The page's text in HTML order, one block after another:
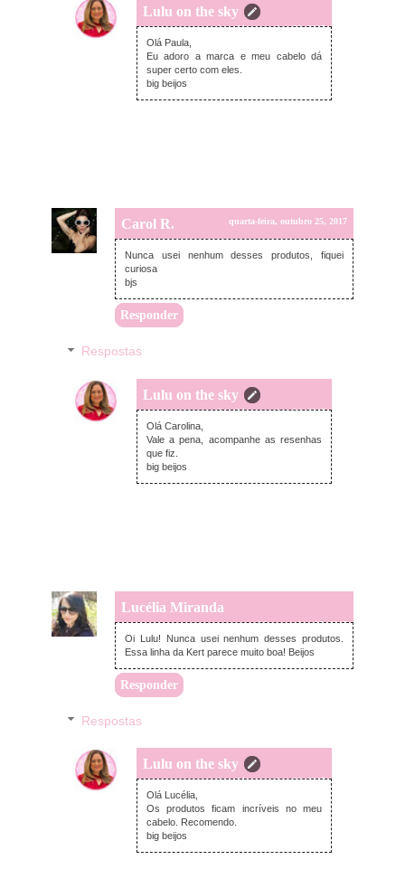
Lulu on the sky
quinta-feira, outubro 26, 2017
Olá Paula,
Eu adoro a marca e meu cabelo dá
super certo com eles.
big beijos
Carol R. quarta-feira, outubro 25, 2017
Nunca usei nenhum desses produtos, fiquei
curiosa
bjs
Responder
Respostas
Lulu on the sky
quinta-feira, outubro 26, 2017
Olá Carolina,
Vale a pena, acompanhe as resenhas
que fiz.
big beijos
Lucélia Miranda
quarta-feira, outubro 25, 2017
Oi Lulu! Nunca usei nenhum desses produtos.
Essa linha da Kert parece muito boa! Beijos
Responder
Respostas
Lulu on the sky
quinta-feira, outubro 26, 2017
Olá Lucélia,
Os produtos ficam incríveis no meu
cabelo. Recomendo.
big beijos